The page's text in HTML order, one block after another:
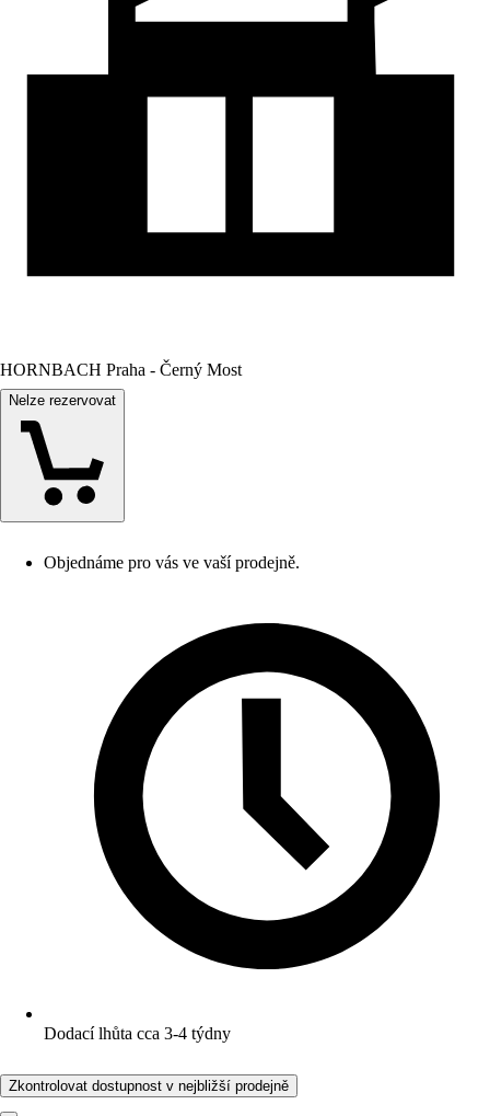
HORNBACH Praha - Černý Most
Nelze rezervovat
Objednáme pro vás ve vaší prodejně.
Dodací lhůta cca 3-4 týdny
Zkontrolovat dostupnost v nejbližší prodejně